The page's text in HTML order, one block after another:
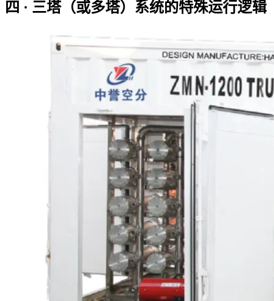
四 · 三塔（或多塔）系统的特殊运行逻辑